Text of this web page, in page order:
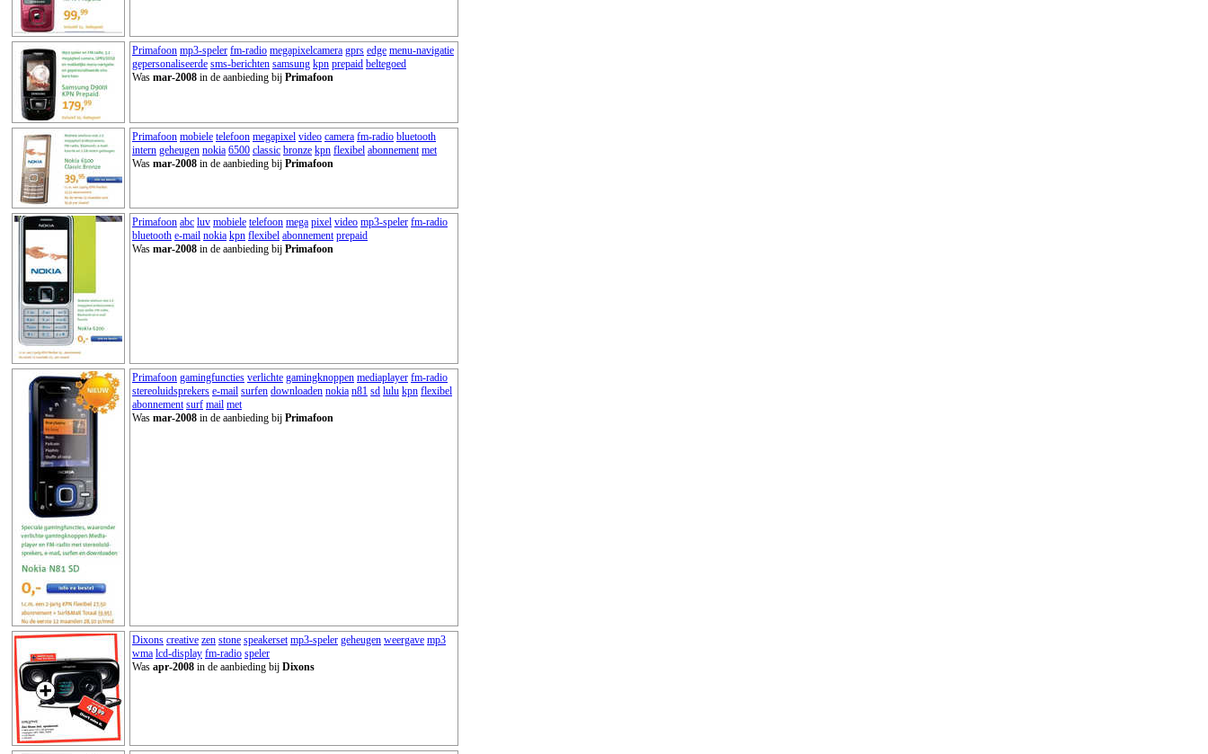
Primafoon mp3-speler fm-radio megapixelcamera gprs edge menu-navigatie
gepersonaliseerde sms-berichten samsung kpn prepaid beltegoed
Was mar-2008 in de aanbieding bij Primafoon
Primafoon mobiele telefoon megapixel video camera fm-radio bluetooth
intern geheugen nokia 6500 classic bronze kpn flexibel abonnement met
Was mar-2008 in de aanbieding bij Primafoon
Primafoon abc luv mobiele telefoon mega pixel video mp3-speler fm-radio
bluetooth e-mail nokia kpn flexibel abonnement prepaid
Was mar-2008 in de aanbieding bij Primafoon
Primafoon gamingfuncties verlichte gamingknoppen mediaplayer fm-radio
stereoluidsprekers e-mail surfen downloaden nokia n81 sd lulu kpn flexibel
abonnement surf mail met
Was mar-2008 in de aanbieding bij Primafoon
Dixons creative zen stone speakerset mp3-speler geheugen weergave mp3
wma lcd-display fm-radio speler
Was apr-2008 in de aanbieding bij Dixons